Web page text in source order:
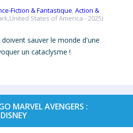
Fiction & Fantastique,Action &
States of America - 2025)
doivent sauver le monde d'une
un cataclysme !
MARVEL AVENGERS :